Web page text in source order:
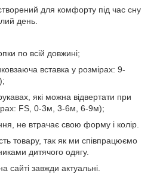
для комфорту під час сну
день.
по всій довжині;
вставка у розмірах: 9-
які можна відвертати при
FS, 0-3м, 3-6м, 6-9м);
не втрачає свою форму і колір.
товару, так як ми співпрацюємо
дитячого одягу.
сайті завжди актуальні.